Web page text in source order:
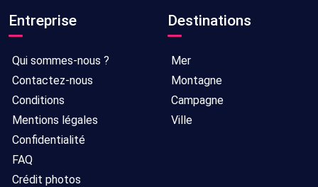
Entreprise
Qui sommes-nous ?
Contactez-nous
Conditions
Mentions légales
Confidentialité
FAQ
Crédit photos
Destinations
Mer
Montagne
Campagne
Ville